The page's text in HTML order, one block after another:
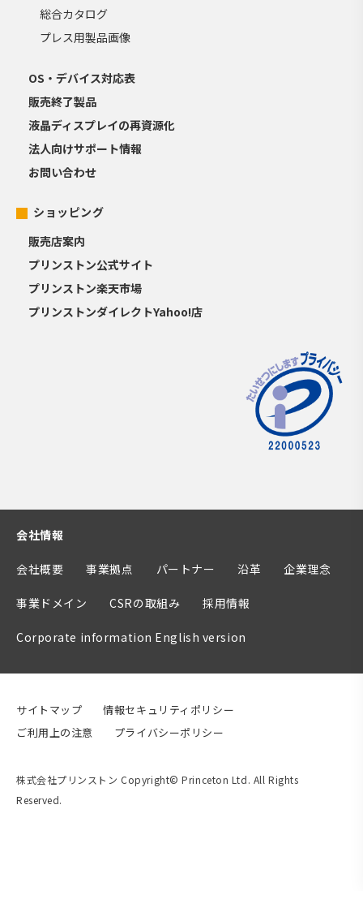
総合カタログ
プレス用製品画像
OS・デバイス対応表
販売終了製品
液晶ディスプレイの再資源化
法人向けサポート情報
お問い合わせ
ショッピング
販売店案内
プリンストン公式サイト
プリンストン楽天市場
プリンストンダイレクトYahoo!店
会社情報
会社概要 事業拠点 パートナー 沿革 企業理念
事業ドメイン CSRの取組み 採用情報
Corporate information English version
サイトマップ
情報セキュリティポリシー
ご利用上の注意
プライバシーポリシー
株式会社プリンストン Copyright© Princeton Ltd. All Rights
Reserved.